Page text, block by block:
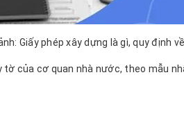
Giấy phép xây dựng là gì, quy định
tờ của cơ quan nhà nước, theo mẫu